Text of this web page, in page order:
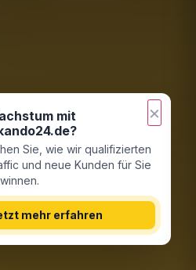
×
mit
Sie, wie wir qualifizierten
und neue Kunden für Sie
mehr erfahren